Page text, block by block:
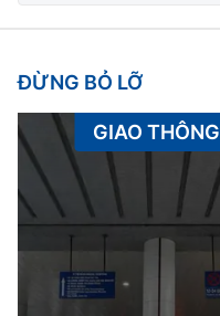
ĐỪNG BỎ LỠ
GIAO THÔNG